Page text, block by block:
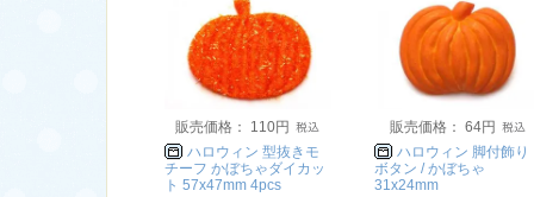
販売価格： 110円
ハロウィン 型抜きモ
チーフ かぼちゃダイカッ
ト 57x47mm 4pcs
販売価格： 64円
ハロウィン 脚付飾り
ボタン / かぼちゃ
31x24mm